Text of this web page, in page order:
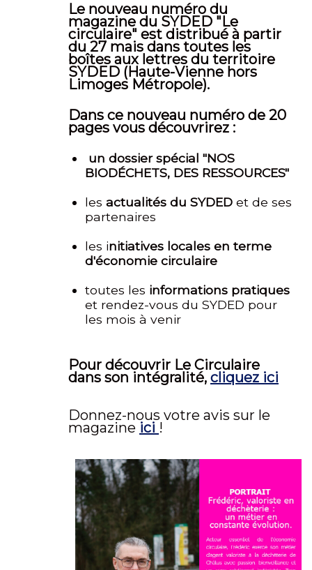
Le nouveau numéro du
magazine du SYDED "Le
circulaire" est distribué à partir
du 27 mais dans toutes les
boîtes aux lettres du territoire
SYDED (Haute-Vienne hors
Limoges Métropole).
Dans ce nouveau numéro de 20
pages vous découvrirez :
un dossier spécial "NOS
BIODÉCHETS, DES RESSOURCES"
les actualités du SYDED et de ses
partenaires
les initiatives locales en terme
d'économie circulaire
toutes les informations pratiques
et rendez-vous du SYDED pour
les mois à venir
Pour découvrir Le Circulaire
dans son intégralité, cliquez ici
Donnez-nous votre avis sur le
magazine ici !